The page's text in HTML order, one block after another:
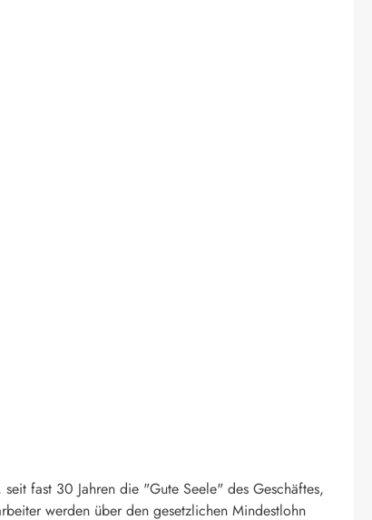
fast 30 Jahren die "Gute Seele" des Geschäftes,
werden über den gesetzlichen Mindestlohn